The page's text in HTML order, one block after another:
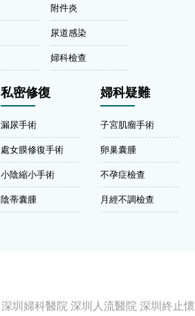
附件炎
尿道感染
婦科檢查
私密修復
漏尿手術
處女膜修復手術
小陰縮小手術
陰蒂囊腫
婦科疑難
子宮肌瘤手術
卵巢囊腫
不孕症檢查
月經不調檢查
深圳婦科醫院深圳人流醫院深圳終止懷